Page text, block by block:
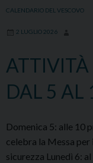
CALENDARIO DEL VESCOVO
2 LUGLIO 2026
ATTIVITÀ
DAL 5 AL
Domenica 5: alle 10
celebra la Messa per
sicurezza Lunedì 6: